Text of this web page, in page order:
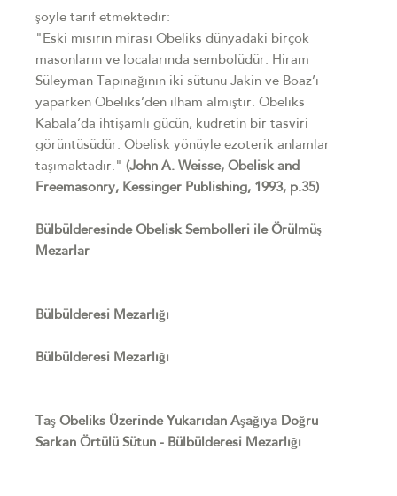
şöyle tarif etmektedir:
"Eski mısırın mirası Obeliks dünyadaki birçok
masonların ve localarında sembolüdür. Hiram
Süleyman Tapınağının iki sütunu Jakin ve Boaz’ı
yaparken Obeliks’den ilham almıştır. Obeliks
Kabala’da ihtişamlı gücün, kudretin bir tasviri
görüntüsüdür. Obelisk yönüyle ezoterik anlamlar
taşımaktadır." (John A. Weisse, Obelisk and
Freemasonry, Kessinger Publishing, 1993, p.35)
Bülbülderesinde Obelisk Sembolleri ile Örülmüş
Mezarlar
Bülbülderesi Mezarlığı
Bülbülderesi Mezarlığı
Taş Obeliks Üzerinde Yukarıdan Aşağıya Doğru
Sarkan Örtülü Sütun - Bülbülderesi Mezarlığı